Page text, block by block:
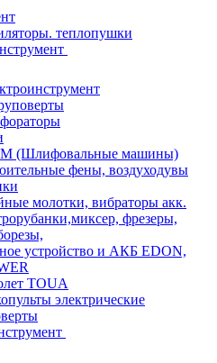
теплопушки
(Шлифовальные машины)
фены, воздуходувы
молотки, вибраторы акк.
фрезеры,
устройство и АКБ EDON,
TOUA
электрические